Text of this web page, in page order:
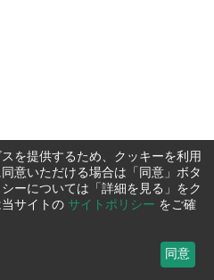
を提供するため、クッキーを利用
意いただける場合は「同意」ボタ
ーについては「詳細を見る」をク
サイトの サイトポリシー をご確
同意